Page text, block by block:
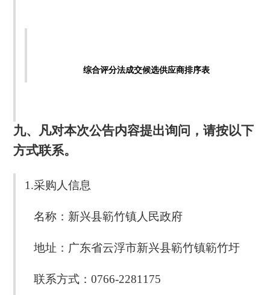
综合评分法成交候选供应商排序表
九、凡对本次公告内容提出询问，请按以下
方式联系。
1.采购人信息
名称：新兴县簕竹镇人民政府
地址：广东省云浮市新兴县簕竹镇簕竹圩
联系方式：0766-2281175